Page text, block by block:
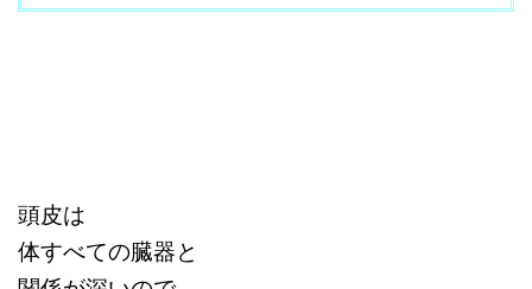
頭皮は
体すべての臓器と